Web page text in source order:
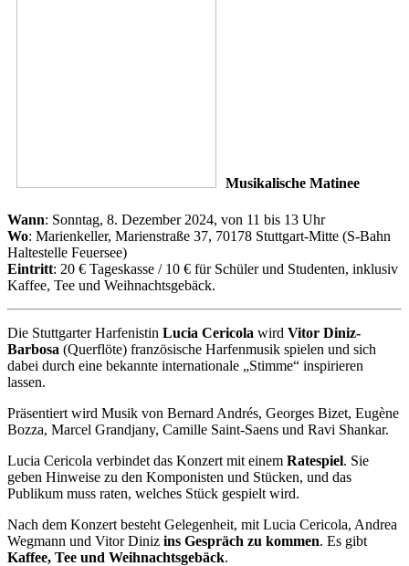
Musikalische Matinee
Wann: Sonntag, 8. Dezember 2024, von 11 bis 13 Uhr
Wo: Marienkeller, Marienstraße 37, 70178 Stuttgart-Mitte (S-Bahn
Haltestelle Feuersee)
Eintritt: 20 € Tageskasse / 10 € für Schüler und Studenten, inklusiv
Kaffee, Tee und Weihnachtsgebäck.
Die Stuttgarter Harfenistin Lucia Cericola wird Vitor Diniz-
Barbosa (Querflöte) französische Harfenmusik spielen und sich
dabei durch eine bekannte internationale „Stimme“ inspirieren
lassen.
Präsentiert wird Musik von Bernard Andrés, Georges Bizet, Eugène
Bozza, Marcel Grandjany, Camille Saint-Saens und Ravi Shankar.
Lucia Cericola verbindet das Konzert mit einem Ratespiel. Sie
geben Hinweise zu den Komponisten und Stücken, und das
Publikum muss raten, welches Stück gespielt wird.
Nach dem Konzert besteht Gelegenheit, mit Lucia Cericola, Andrea
Wegmann und Vitor Diniz ins Gespräch zu kommen. Es gibt
Kaffee, Tee und Weihnachtsgebäck.